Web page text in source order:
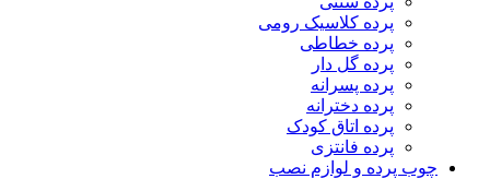
پرده کلاسیک رومی
پرده خطاطی
پرده گل دار
پرده پسرانه
پرده دخترانه
پرده اتاق کودک
پرده فانتزی
چوب پرده و لوازم نصب